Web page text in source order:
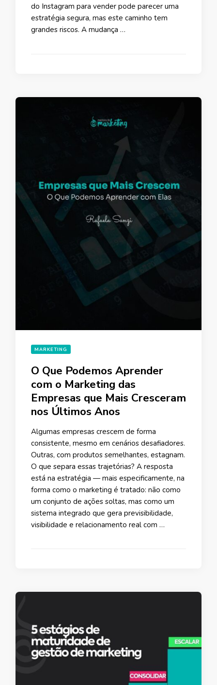
do Instagram para vender pode parecer uma
estratégia segura, mas este caminho tem
grandes riscos. A mudança …
MARKETING
O Que Podemos Aprender
com o Marketing das
Empresas que Mais Cresceram
nos Últimos Anos
Algumas empresas crescem de forma
consistente, mesmo em cenários desafiadores.
Outras, com produtos semelhantes, estagnam.
O que separa essas trajetórias? A resposta
está na estratégia — mais especificamente, na
forma como o marketing é tratado: não como
um conjunto de ações soltas, mas como um
sistema integrado que gera previsibilidade,
visibilidade e relacionamento real com …